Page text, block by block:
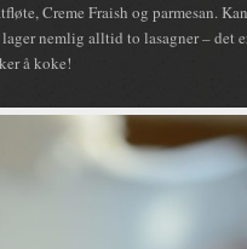
Creme Fraish og parmesan.
nemlig alltid to lasagner – det
å koke!